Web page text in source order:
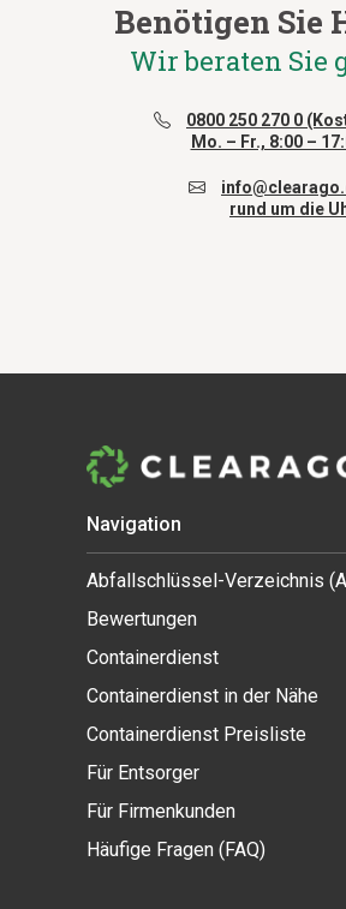
Benötigen Sie
Wir beraten Sie
0800 250 270 0
Mo. – Fr., 8:00 –
rund um die
Navigation
Abfallschlüssel-Verzeichnis
Bewertungen
Containerdienst
Containerdienst in der Nähe
Containerdienst Preisliste
Für Entsorger
Für Firmenkunden
Häufige Fragen (FAQ)